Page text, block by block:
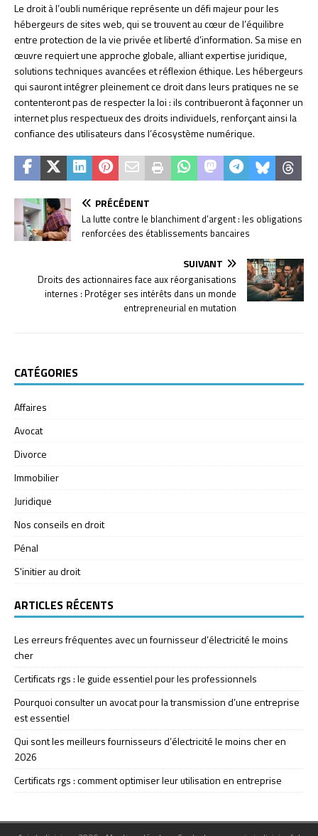
Le droit à l’oubli numérique représente un défi majeur pour les
hébergeurs de sites web, qui se trouvent au cœur de l’équilibre
entre protection de la vie privée et liberté d’information. Sa mise en
œuvre requiert une approche globale, alliant expertise juridique,
solutions techniques avancées et réflexion éthique. Les hébergeurs
qui sauront intégrer pleinement ce droit dans leurs pratiques ne se
contenteront pas de respecter la loi : ils contribueront à façonner un
internet plus respectueux des droits individuels, renforçant ainsi la
confiance des utilisateurs dans l’écosystème numérique.
PRÉCÉDENT
La lutte contre le blanchiment d’argent : les obligations
renforcées des établissements bancaires
SUIVANT
Droits des actionnaires face aux réorganisations
internes : Protéger ses intérêts dans un monde
entrepreneurial en mutation
CATÉGORIES
Affaires
Avocat
Divorce
Immobilier
Juridique
Nos conseils en droit
Pénal
S'initier au droit
ARTICLES RÉCENTS
Les erreurs fréquentes avec un fournisseur d’électricité le moins
cher
Certificats rgs : le guide essentiel pour les professionnels
Pourquoi consulter un avocat pour la transmission d’une entreprise
est essentiel
Qui sont les meilleurs fournisseurs d’électricité le moins cher en
2026
Certificats rgs : comment optimiser leur utilisation en entreprise